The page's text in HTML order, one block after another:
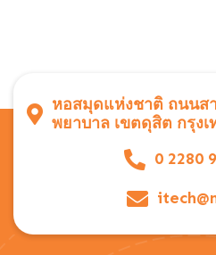
หอสมุดแห่งชาติ ถนนส
พยาบาล เขตดุสิต กรุงเ
0 2280